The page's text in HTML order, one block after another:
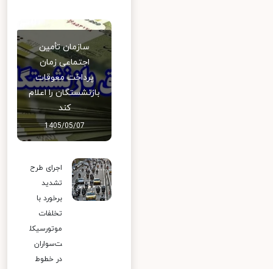
سازمان تأمین
اجتماعی زمان
پرداخت معوقات
بازنشستگان را اعلام
کند
1405/05/07
اجرای طرح
تشدید
برخورد با
تخلفات
موتورسیکل
ت‌سواران
در خطوط